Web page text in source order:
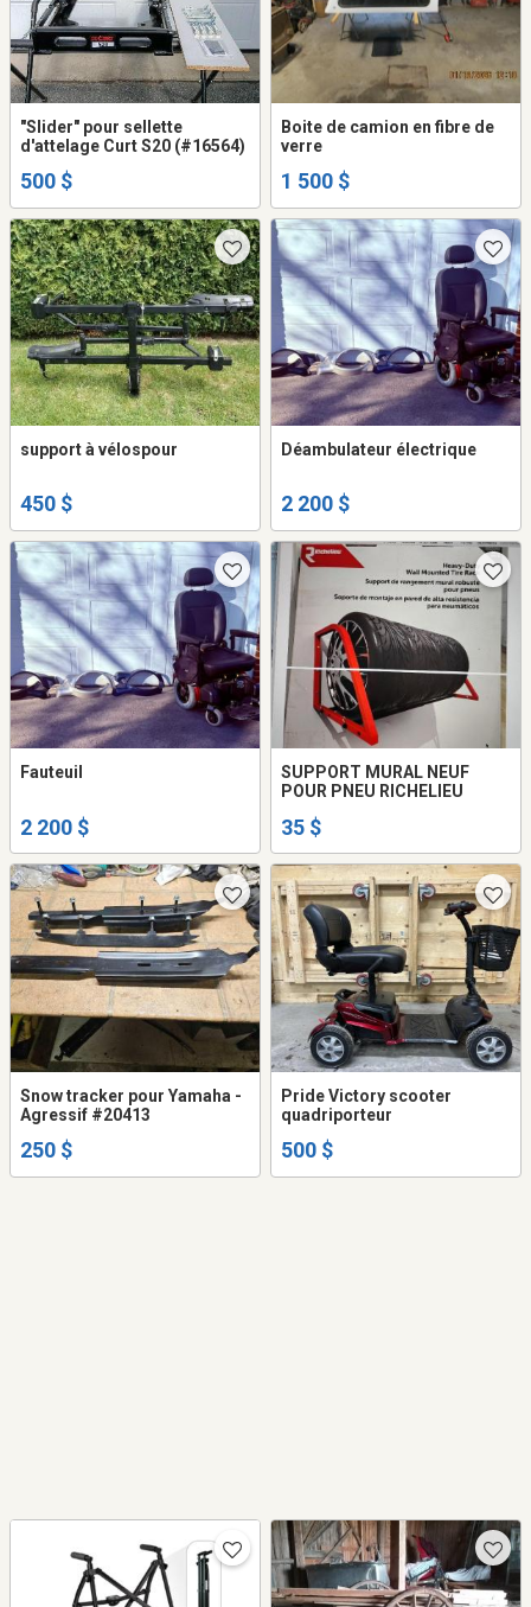
"Slider" pour sellette
d'attelage Curt S20 (#16564)
500 $
Boite de camion en fibre de
verre
1 500 $
support à vélospour
450 $
Déambulateur électrique
2 200 $
Fauteuil
2 200 $
SUPPORT MURAL NEUF
POUR PNEU RICHELIEU
35 $
Snow tracker pour Yamaha -
Agressif #20413
250 $
Pride Victory scooter
quadriporteur
500 $